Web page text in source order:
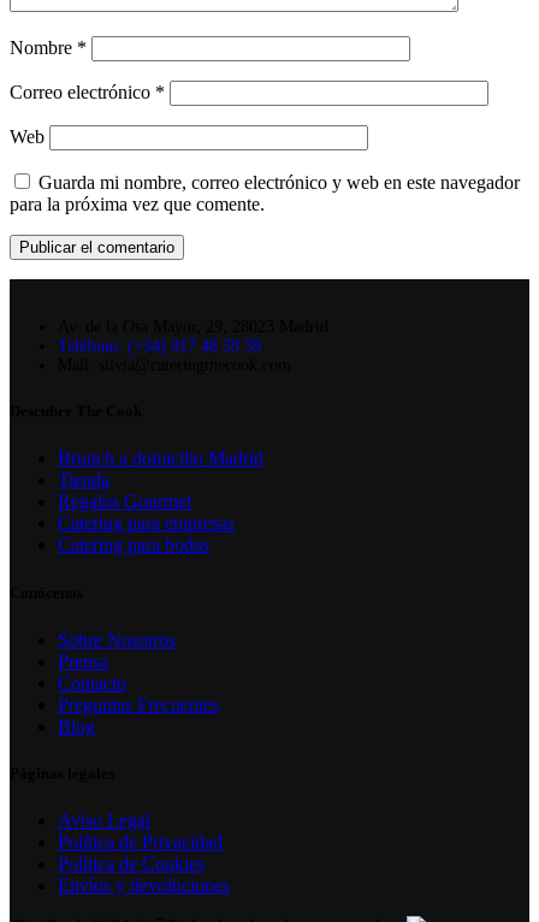
Nombre *
Correo electrónico *
Web
Guarda mi nombre, correo electrónico y web en este navegador
para la próxima vez que comente.
Teléfono: (+34) 917 48 59 59
Brunch a domicilio Madrid
Tienda
Regalos Gourmet
Catering para empresas
Catering para bodas
Sobre Nosotros
Prensa
Contacto
Preguntas Frecuentes
Blog
Aviso Legal
Política de Privacidad
Política de Cookies
Envíos y devoluciones